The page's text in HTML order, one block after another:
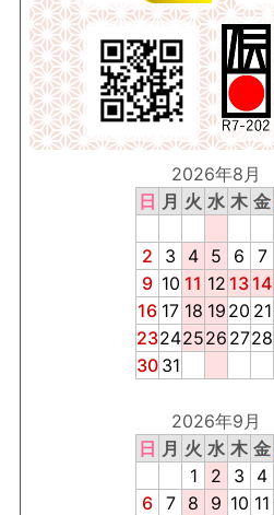
2026年8月
日 月 火 水 木 金
2
3 4 5 6 7
9 10 11 12 13 14
16 17 18 19 20 21
23242526 2728
30 31
2026年9月
日 月 火 水 木 金
1
2 3 4
6 7 8 9 10 11